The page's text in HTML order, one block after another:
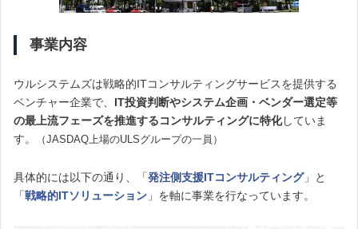
事業内容
ウルシステムズは戦略的ITコンサルティングサービスを提供する
ベンチャー企業で、 IT投資判断やシステム企画・ベンダー選定等
の最上流フェーズを推進するコンサルティングに特化していま
す。
（JASDAQ上場のULSグループの一員）
具体的には以下の通り、「発注側支援ITコンサルティング」と
「戦略的ITソリューション 」を軸に事業を行なっています。